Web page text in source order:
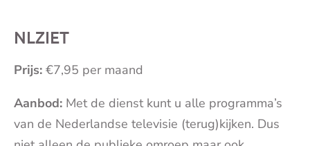
NLZIET
Prijs: €7,95 per maand
Aanbod: Met de dienst kunt u alle programma’s
van de Nederlandse televisie (terug)kijken. Dus